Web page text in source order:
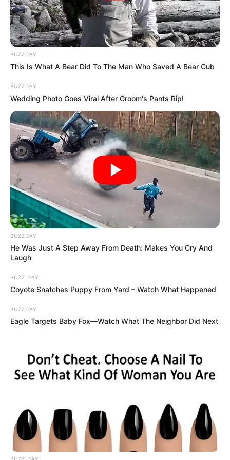
tartogatnak.
Az amerikai elnök egy videóüzenetben üzent,
amelyet a magyar miniszterelnök közösségi oldalán
tettek közzé, és amelyben rendkívül határozott
felvételen Trump egyértelműen kijelentette: „Teljes
A támogatás indoklásában Donald Trump Orbán
Viktor politikai irányvonalát és vezetői karakterét
hangnemben. „A miniszterelnök egy erős vezető
volt, aki megmutatta az egész világnak, mire lehet
képes az ember, ha megvédi a határait, a kultúráját,
az örökségét, a szuverenitását és az értékeit.
BUZZDAY
This Is What A Bear Did To The Man Who Saved A Bear Cub
BUZZDAY
Wedding Photo Goes Viral After Groom's Pants Rip!
BUZZDAY
He Was Just A Step Away From Death: Makes You Cry And
Laugh
BUZZ DAY
Coyote Snatches Puppy From Yard – Watch What Happened
BUZZDAY
Eagle Targets Baby Fox—Watch What The Neighbor Did Next